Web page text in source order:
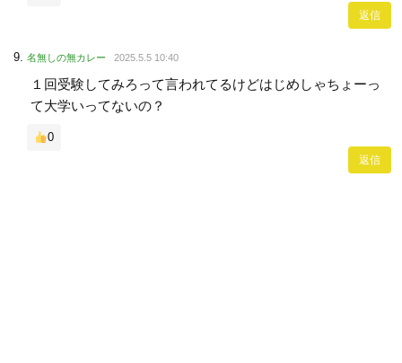
返信
名無しの無カレー 2025.5.5 10:40
１回受験してみろって言われてるけどはじめしゃちょーっ
て大学いってないの？
0
返信